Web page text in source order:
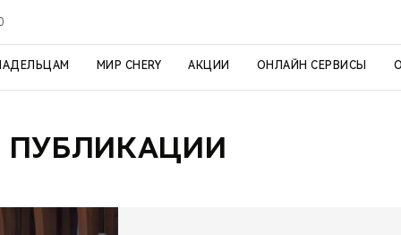
МИР CHERY АКЦИИ ОНЛАЙН СЕРВИСЫ
ПУБЛИКАЦИИ